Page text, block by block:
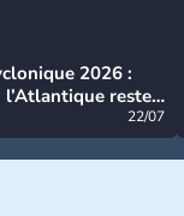
2026 :
reste
22/07